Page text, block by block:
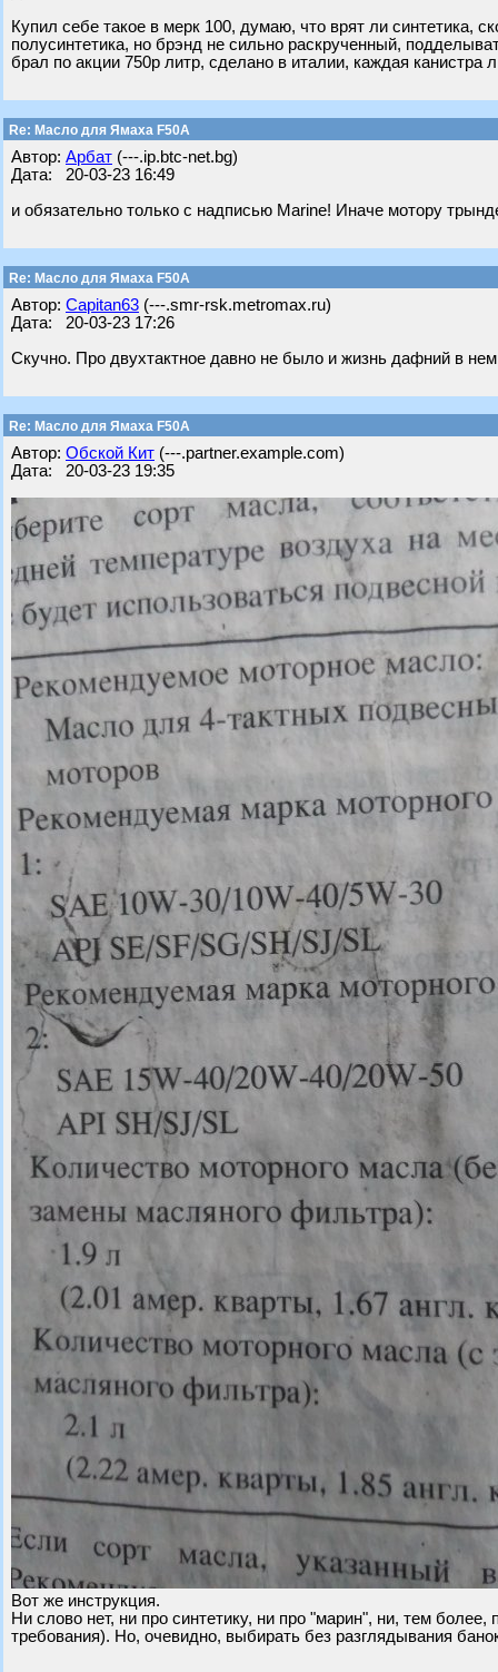
Купил себе такое в мерк 100, думаю, что врят ли синтетика,
полусинтетика, но брэнд не сильно раскрученный,
брал по акции 750р литр, сделано в италии, каждая канистра
Re: Масло для Ямаха F50A
Автор: Арбат (---.ip.btc-net.bg)
Дата: 20-03-23 16:49
и обязательно только c надписью Маrine! Иначе мотору
Re: Масло для Ямаха F50A
Автор: Capitan63 (---.smr-rsk.metromax.ru)
Дата: 20-03-23 17:26
Скучно. Про двухтактное давно не было и жизнь дафний в
Re: Масло для Ямаха F50A
Автор: Обской Кит (---.partner.example.com)
Дата: 20-03-23 19:35
Вот же инструкция.
Ни слово нет, ни про синтетику, ни про "марин", ни, тем более,
требования). Но, очевидно, выбирать без разглядывания